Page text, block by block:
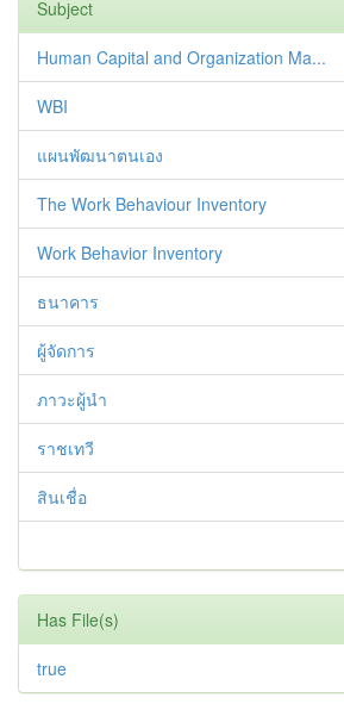
Subject
Human Capital and Organization Ma...
WBI
แผนพัฒนาตนเอง
The Work Behaviour Inventory
Work Behavior Inventory
ธนาคาร
ผู้จัดการ
ภาวะผู้นำ
ราชเทวี
สินเชื่อ
Has File(s)
true